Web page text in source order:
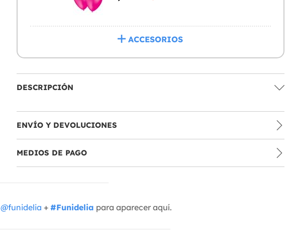
ACCESORIOS
DESCRIPCIÓN
ENVÍO Y DEVOLUCIONES
MEDIOS DE PAGO
@funidelia + #Funidelia para aparecer aquí.